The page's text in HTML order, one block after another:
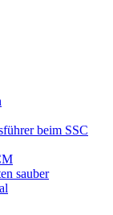
beim SSC
sauber